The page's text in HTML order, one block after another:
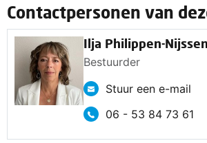
Contactpersonen van
Ilja Philippen-Nijssen
Bestuurder
Stuur een e-mail
06 - 53 84 73 61